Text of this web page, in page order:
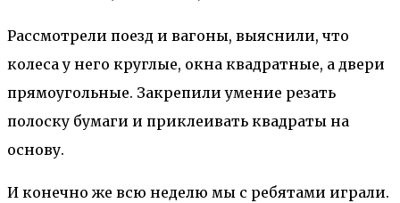
Рассмотрели поезд и вагоны, выяснили, что
колеса у него круглые, окна квадратные, а двери
прямоугольные. Закрепили умение резать
полоску бумаги и приклеивать квадраты на
основу.
И конечно же всю неделю мы с ребятами играли.